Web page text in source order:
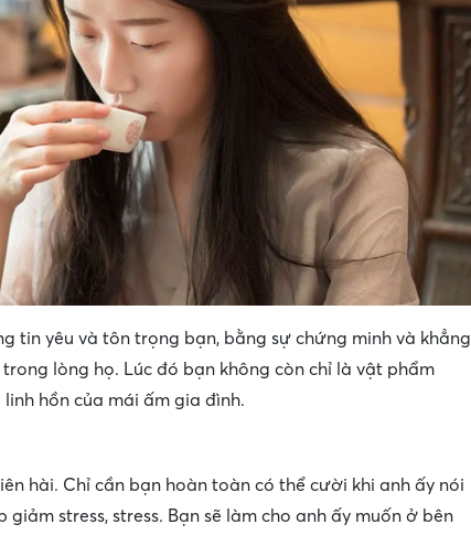
tin yêu và tôn trọng bạn, bằng sự chứng minh và khẳng
lòng họ. Lúc đó bạn không còn chỉ là vật phẩm
hồn của mái ấm gia đình.
hài. Chỉ cần bạn hoàn toàn có thể cười khi anh ấy nói
stress, stress. Bạn sẽ làm cho anh ấy muốn ở bên